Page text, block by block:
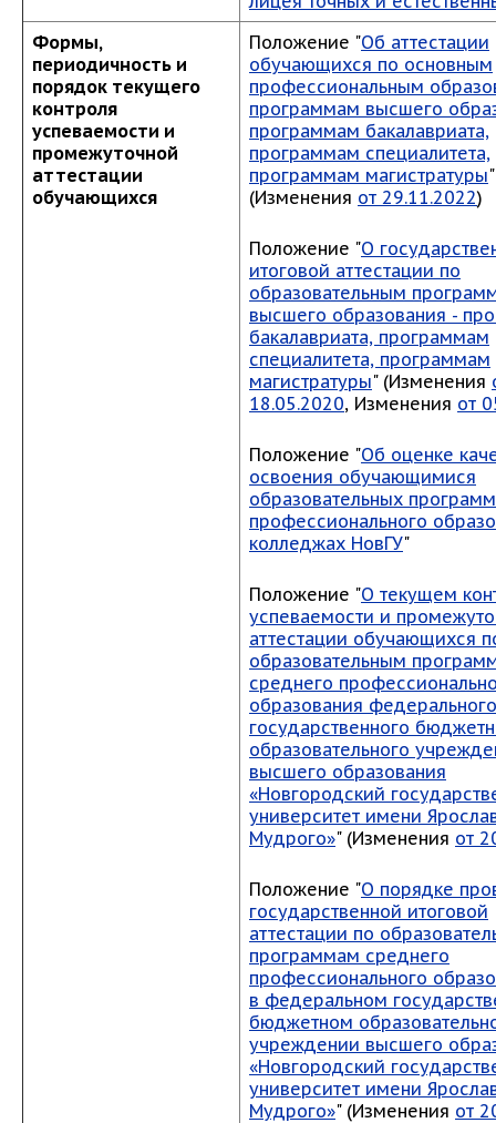
Формы,
периодичность и
порядок текущего
контроля
успеваемости и
промежуточной
аттестации
обучающихся
Положение "Об аттестации
обучающихся по основным
профессиональным
программам высшего
программам бакалавриата,
программам специалитета,
программам магистратуры"
(Изменения от 29.11.2022)
Положение "О
итоговой аттестации по
образовательным
высшего образования -
бакалавриата, программам
специалитета, программам
магистратуры" (Изменения
18.05.2020, Изменения от
Положение "Об оценке
освоения обучающимися
образовательных
профессионального
колледжах НовГУ"
Положение "О текущем
успеваемости и
аттестации обучающихся
образовательным
среднего
образования федерального
государственного
образовательного
высшего образования
«Новгородский
университет имени
Мудрого»" (Изменения от
Положение "О порядке
государственной итоговой
аттестации по
программам среднего
профессионального
в федеральном
бюджетном
учреждении высшего
«Новгородский
университет имени
Мудрого»" (Изменения от